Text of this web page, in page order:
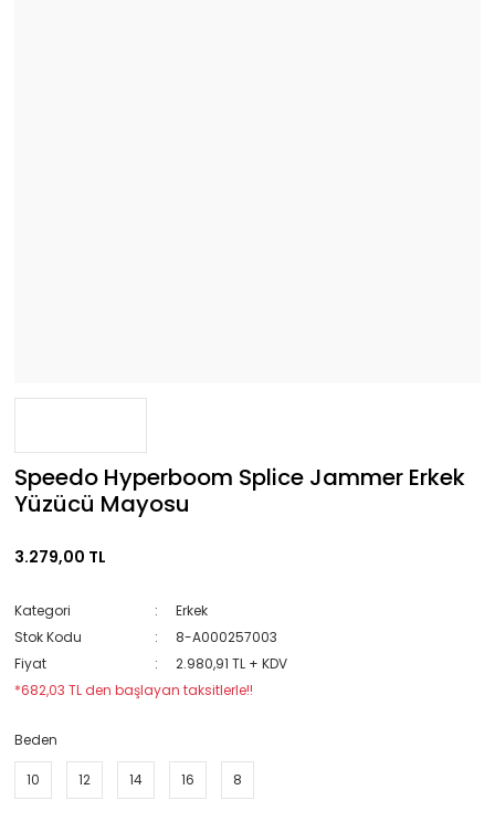
Speedo Hyperboom Splice Jammer Erkek
Yüzücü Mayosu
3.279,00 TL
Kategori
Erkek
Stok Kodu
8-A000257003
Fiyat
2.980,91 TL + KDV
*682,03 TL den başlayan taksitlerle!!
Beden
10 12 14 16 8